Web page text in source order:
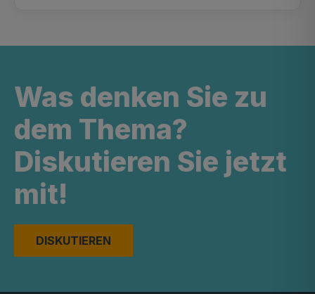
Was denken Sie zu
dem Thema?
Diskutieren Sie jetzt
mit!
DISKUTIEREN